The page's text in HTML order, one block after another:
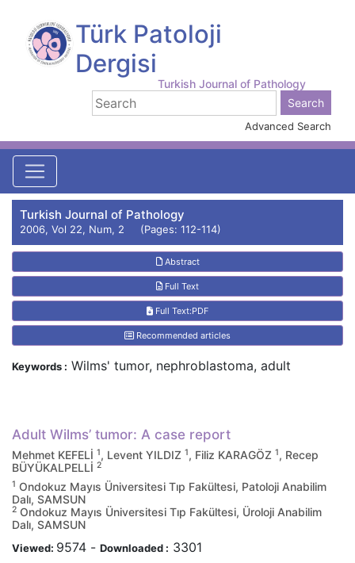
Türk Patoloji
Dergisi
Turkish Journal of Pathology
Advanced Search
Turkish Journal of Pathology
2006, Vol 22, Num, 2 (Pages: 112-114)
Abstract
Full Text
Full Text:PDF
Recommended articles
Adult Wilms’ tumor: A case report
Mehmet KEFELİ 1, Levent YILDIZ 1, Filiz KARAGÖZ 1, Recep
BÜYÜKALPELLİ 2
1 Ondokuz Mayıs Üniversitesi Tıp Fakültesi, Patoloji Anabilim
Dalı, SAMSUN
2 Ondokuz Mayıs Üniversitesi Tıp Fakültesi, Üroloji Anabilim
Dalı, SAMSUN
Viewed: 9574 - Downloaded : 3301
Keywords : Wilms' tumor, nephroblastoma, adult